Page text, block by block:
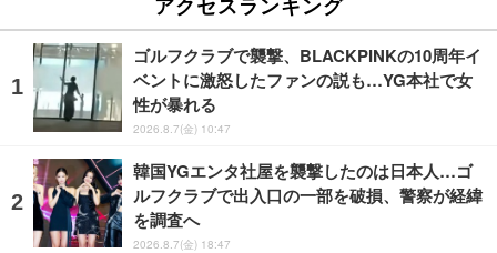
アクセスランキング
ゴルフクラブで襲撃、BLACKPINKの10周年イ
ベントに激怒したファンの説も…YG本社で女
性が暴れる
2026.8.7(金) 10:47
韓国YGエンタ社屋を襲撃したのは日本人…ゴ
ルフクラブで出入口の一部を破損、警察が経緯
を調査へ
2026.8.7(金) 18:47